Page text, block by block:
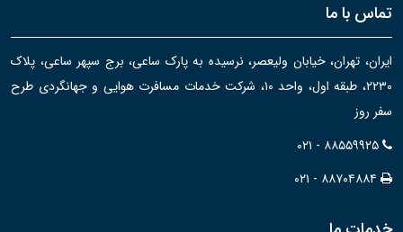
تماس با ما
ایران، تهران، خیابان ولیعصر، نرسیده به پارک ساعی، برج سپهر ساعی، پلاک
۲۲۳۰، طبقه اول، واحد ۱۰، شرکت خدمات مسافرت هوایی و جهانگردی طرح
سفر روز
۰۲۱ - ۸۸۵۵۹۹۲۵
۰۲۱ - ۸۸۷۰۴۸۸۴